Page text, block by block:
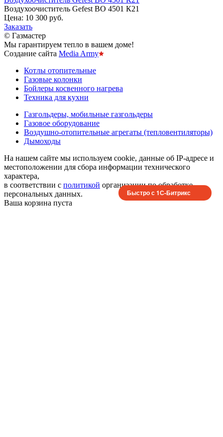
Воздухоочиститель Gefest ВО 4501 К21
Цена: 10 300 руб.
Заказать
© Газмастер
Мы гарантируем тепло в вашем доме!
Создание сайта Media Army
Котлы отопительные
Газовые колонки
Бойлеры косвенного нагрева
Техника для кухни
Газгольдеры, мобильные газгольдеры
Газовое оборудование
Воздушно-отопительные агрегаты (тепловентиляторы)
Дымоходы
На нашем сайте мы используем cookie, данные об IP-адресе и
местоположении для сбора информации технического
характера,
в соответствии с политикой организации по обработке
персональных данных.
Ваша корзина пуста
Быстро с 1С-Битрикс